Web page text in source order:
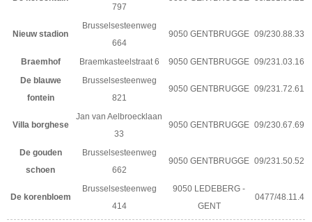
797
Nieuw stadion
Brusselsesteenweg
664
9050 GENTBRUGGE 09/230.88.33
Braemhof Braemkasteelstraat 6 9050 GENTBRUGGE 09/231.03.16
De blauwe
fontein
Brusselsesteenweg
821
9050 GENTBRUGGE 09/231.72.61
Villa borghese
Jan van Aelbroecklaan
33
9050 GENTBRUGGE 09/230.67.69
De gouden
schoen
Brusselsesteenweg
662
9050 GENTBRUGGE 09/231.50.52
De korenbloem
Brusselsesteenweg
414
9050 LEDEBERG -
GENT
0477/48.11.4